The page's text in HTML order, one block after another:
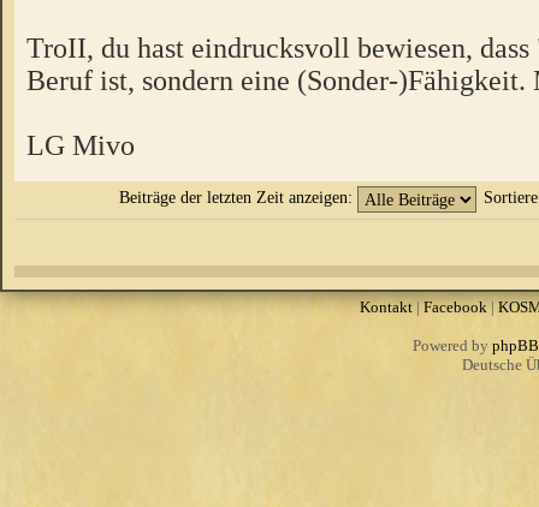
TroII, du hast eindrucksvoll bewiesen,
Beruf ist, sondern eine (Sonder-
LG Mivo
Beiträge der letzten Zeit anzeigen:
Kontakt|Facebook|
Powered by phpBB
Deutsche